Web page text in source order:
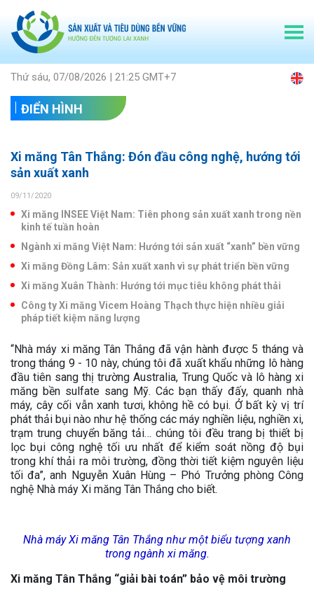
Thứ sáu, 07/08/2026 | 21:25 GMT+7
ĐIỂN HÌNH
Xi măng Tân Thắng: Đón đầu công nghệ, hướng tới
sản xuất xanh
09/11/2020
Xi măng INSEE Việt Nam: Tiên phong sản xuất xanh trong nền
kinh tế tuần hoàn
Ngành xi măng Việt Nam: Hướng tới sản xuất “xanh” bền vững
Xi măng Đồng Lâm: Sản xuất xanh vì sự phát triển bền vững
Xi măng Xuân Thành: Hướng tới mục tiêu không phát thải
Công ty Xi măng Vicem Hoàng Thạch thực hiện nhiều giải
pháp tiết kiệm năng lượng
“Nhà máy xi măng Tân Thắng đã vận hành được 5 tháng và
trong tháng 9 - 10 này, chúng tôi đã xuất khẩu những lô hàng
đầu tiên sang thị trường Australia, Trung Quốc và lô hàng xi
măng bền sulfate sang Mỹ. Các bạn thấy đấy, quanh nhà
máy, cây cối vẫn xanh tươi, không hề có bụi. Ở bất kỳ vị trí
phát thải bụi nào như hệ thống các máy nghiền liệu, nghiền xi,
trạm trung chuyển băng tải… chúng tôi đều trang bị thiết bị
lọc bụi công nghệ tối ưu nhất để kiểm soát nồng độ bụi
trong khí thải ra môi trường, đồng thời tiết kiệm nguyên liệu
tối đa”, anh Nguyễn Xuân Hùng – Phó Trưởng phòng Công
nghệ Nhà máy Xi măng Tân Thắng cho biết.
Nhà máy Xi măng Tân Thắng như một biểu tượng xanh
trong ngành xi măng.
Xi măng Tân Thắng “giải bài toán” bảo vệ môi trường